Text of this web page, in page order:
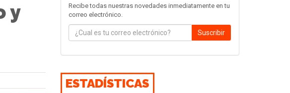
y
Recibe todas nuestras novedades inmediatamente en tu
correo electrónico.
Suscribir
ESTADÍSTICAS